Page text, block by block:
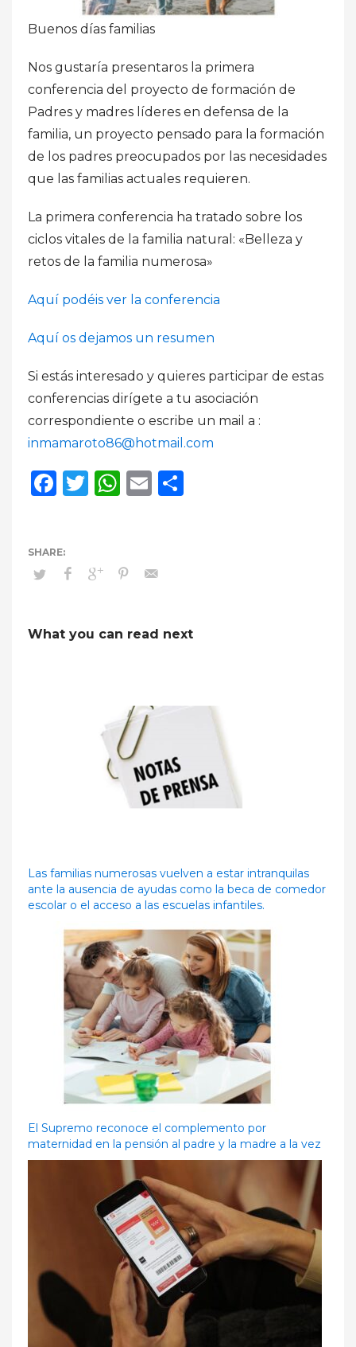
Buenos días familias
Nos gustaría presentaros la primera
conferencia del proyecto de formación de
Padres y madres líderes en defensa de la
familia, un proyecto pensado para la formación
de los padres preocupados por las necesidades
que las familias actuales requieren.
La primera conferencia ha tratado sobre los
ciclos vitales de la familia natural: «Belleza y
retos de la familia numerosa»
Aquí podéis ver la conferencia
Aquí os dejamos un resumen
Si estás interesado y quieres participar de estas
conferencias dirígete a tu asociación
correspondiente o escribe un mail a :
inmamaroto86@hotmail.com
Facebook
Twitter
WhatsApp
Email
What you can read next
Las familias numerosas vuelven a estar intranquilas
ante la ausencia de ayudas como la beca de comedor
escolar o el acceso a las escuelas infantiles.
El Supremo reconoce el complemento por
maternidad en la pensión al padre y la madre a la vez